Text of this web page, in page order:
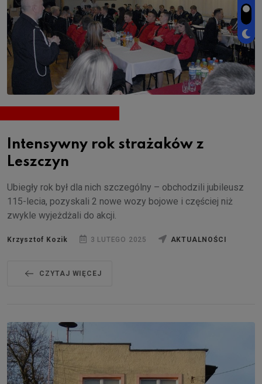
Intensywny rok strażaków z
Leszczyn
Ubiegły rok był dla nich szczególny – obchodzili jubileusz
115-lecia, pozyskali 2 nowe wozy bojowe i częściej niż
zwykle wyjeżdżali do akcji.
Krzysztof Kozik 3 LUTEGO 2025 AKTUALNOŚCI
CZYTAJ WIĘCEJ